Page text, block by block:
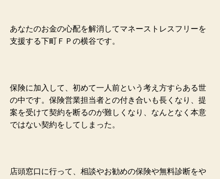
あなたのお金の心配を解消してマネーストレスフリーを
支援する下町ＦＰの横谷です。
保険に加入して、初めて一人前という考え方すらある世
の中です。保険営業担当者との付き合いも長くなり、提
案を受けて契約を断るのが難しくなり、なんとなく本意
ではない契約をしてしまった。
店頭窓口に行って、相談やお勧めの保険や無料診断をや